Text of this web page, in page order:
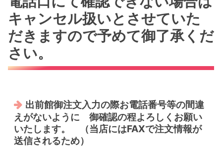
キャンセル扱いとさせていた
だきますので予めて御了承くだ
さい。
出前館御注文入力の際お電話番号等の間違
えがないように 御確認の程よろしくお願い
いたします。 （当店にはFAXで注文情報が
送信されるため）